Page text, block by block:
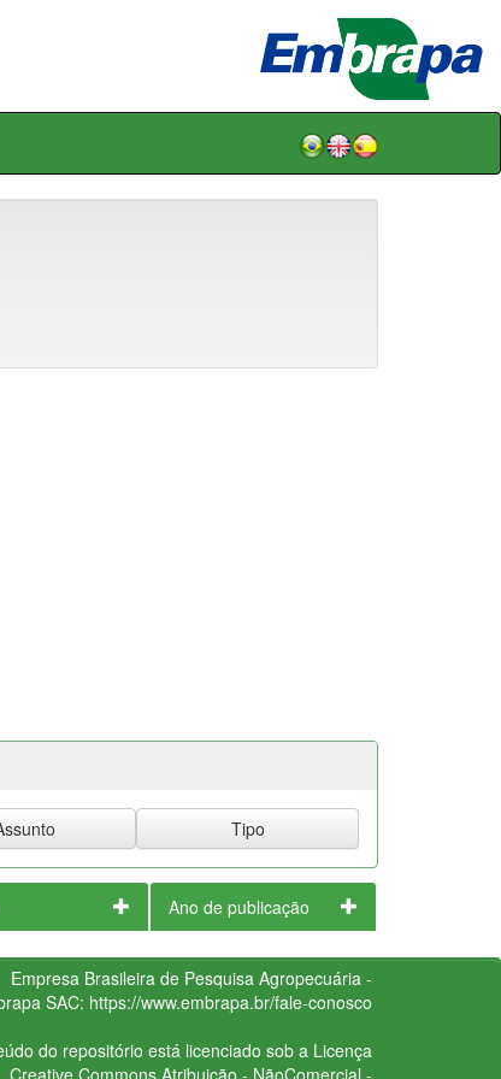
Ano de publicação
Empresa Brasileira de Pesquisa Agropecuária -
SAC: https://www.embrapa.br/fale-conosco
do repositório está licenciado sob a Licença